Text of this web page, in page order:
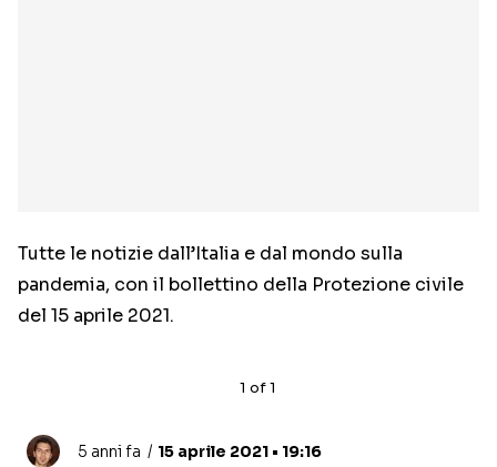
Tutte le notizie dall’Italia e dal mondo sulla
pandemia, con il bollettino della Protezione civile
del 15 aprile 2021.
1 of1
5 anni fa 15 aprile 2021 • 19:16